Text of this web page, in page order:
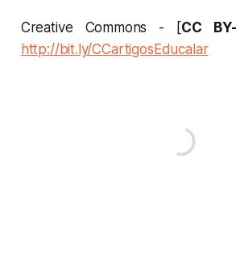
Creative Commons - [CC
http://bit.ly/CCartigosEducalar